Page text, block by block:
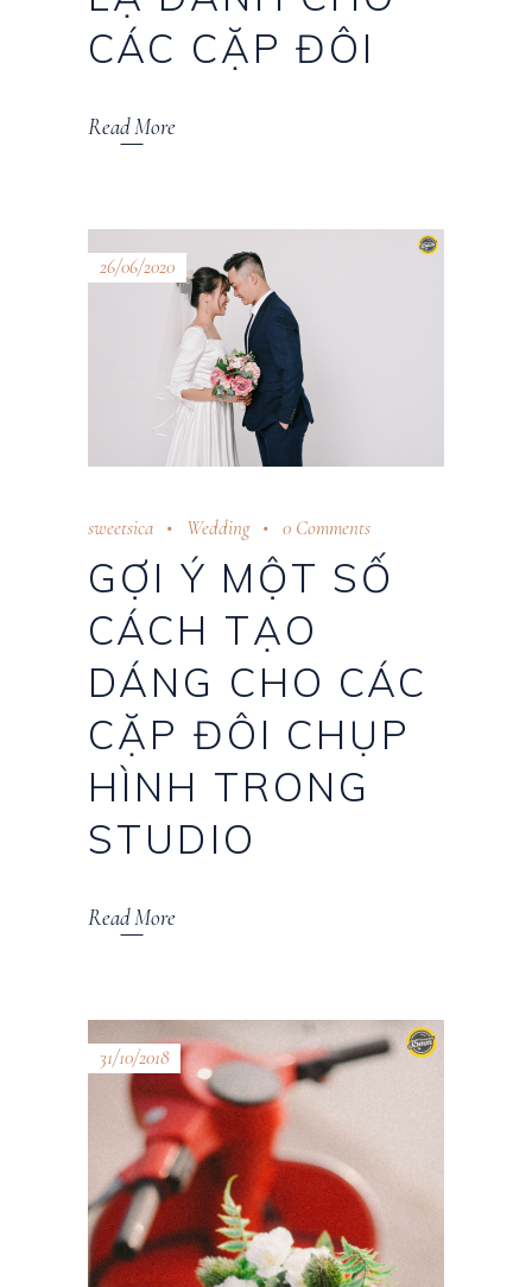
CÁC CẶP ĐÔI
Read More
26/06/2020
sweetsica Wedding 0 Comments
GỢI Ý MỘT SỐ
CÁCH TẠO
DÁNG CHO CÁC
CẶP ĐÔI CHỤP
HÌNH TRONG
STUDIO
Read More
31/10/2018